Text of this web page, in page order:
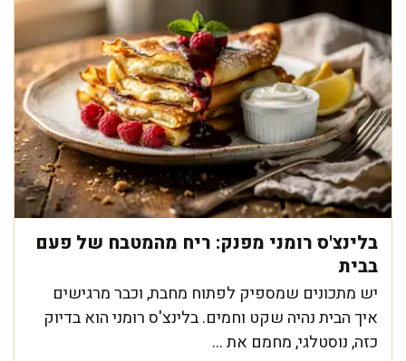
בלינצ'ס רומני מפנק: ריח מהמטבח של פעם
בבית
יש מתכונים שמספיק לפתוח מחבת, וכבר מרגישים
איך הבית נהיה שקט וחמים. בלינצ'ס רומני הוא בדיוק
כזה, נוסטלגי, מחמם את ...